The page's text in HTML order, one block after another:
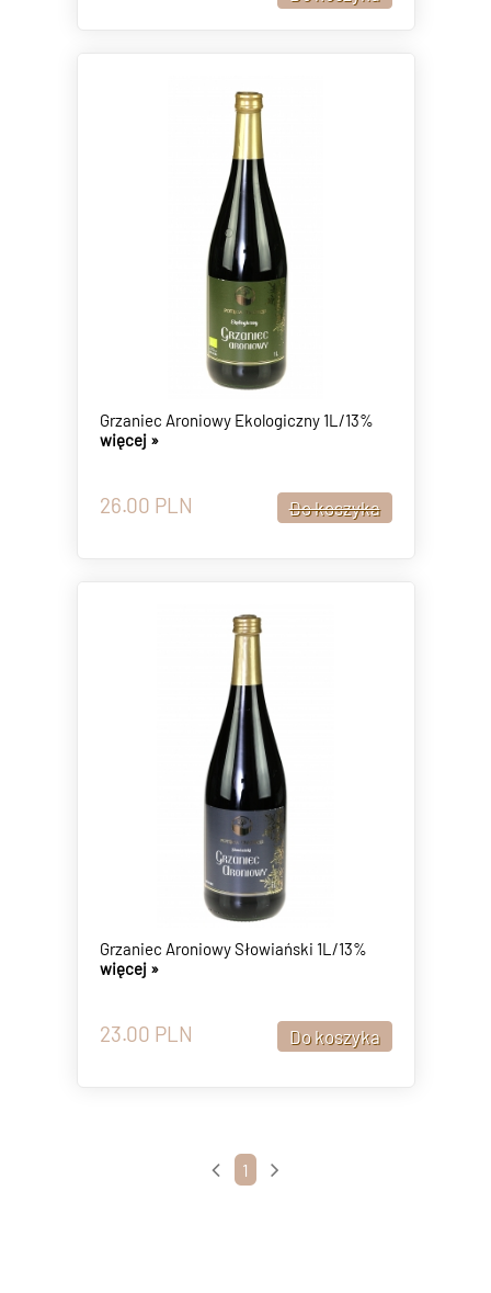
Grzaniec Aroniowy Ekologiczny 1L/13%
więcej »
26.00 PLN
Grzaniec Aroniowy Słowiański 1L/13%
więcej »
23.00 PLN
1